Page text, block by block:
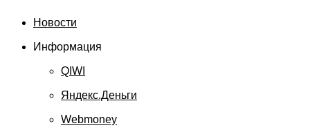
Новости
Информация
QIWI
Яндекс.Деньги
Webmoney